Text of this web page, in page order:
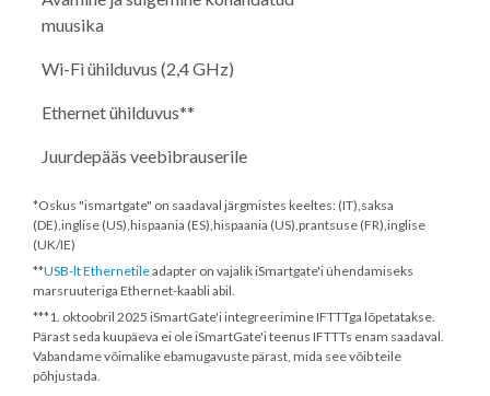
muusika
Wi-Fi ühilduvus (2,4 GHz)
Ethernet ühilduvus**
Juurdepääs veebibrauserile
*Oskus "ismartgate" on saadaval järgmistes keeltes: (IT),saksa
(DE),inglise (US),hispaania (ES),hispaania (US),prantsuse (FR),inglise
(UK/IE)
**USB-lt Ethernetileadapter on vajalik iSmartgate'i ühendamiseks
marsruuteriga Ethernet-kaabli abil.
***1. oktoobril 2025 iSmartGate'i integreerimine IFTTTga lõpetatakse.
Pärast seda kuupäeva ei ole iSmartGate'i teenus IFTTTs enam saadaval.
Vabandame võimalike ebamugavuste pärast, mida see võib teile
põhjustada.